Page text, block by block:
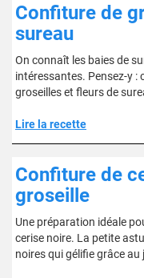
Confiture de
sureau
On connaît les baies de
intéressantes. Pensez-y
groseilles et fleurs de
Lire la recette
Confiture de
groseille
Une préparation idéale
cerise noire. La petite
noires qui gélifie grâce au